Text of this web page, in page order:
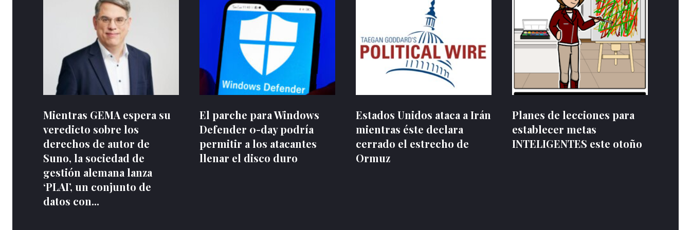
Mientras GEMA espera su
veredicto sobre los
derechos de autor de
Suno, la sociedad de
gestión alemana lanza
‘PLAI’, un conjunto de
datos con...
El parche para Windows
Defender 0-day podría
permitir a los atacantes
llenar el disco duro
Estados Unidos ataca a Irán
mientras éste declara
cerrado el estrecho de
Ormuz
Planes de lecciones para
establecer metas
INTELIGENTES este otoño